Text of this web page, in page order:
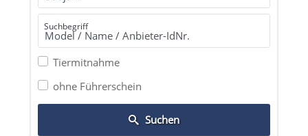
Suchbegriff
Tiermitnahme
ohne Führerschein
Suchen